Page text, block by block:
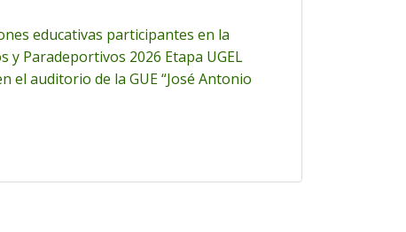
educativas participantes en la
y Paradeportivos 2026 Etapa UGEL
el auditorio de la GUE “José Antonio